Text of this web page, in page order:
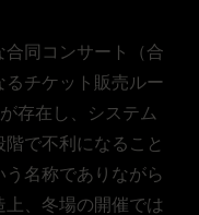
同コンサート（合
るチケット販売ルー
存在し、システム
で不利になること
名称でありながら
、冬場の開催では